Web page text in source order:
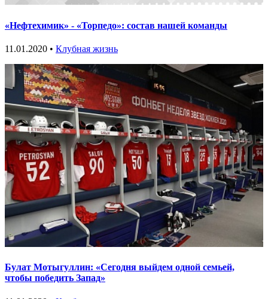
«Нефтехимик» - «Торпедо»: состав нашей команды
11.01.2020 • Клубная жизнь
Булат Мотыгуллин: «Сегодня выйдем одной семьей,
чтобы победить Запад»